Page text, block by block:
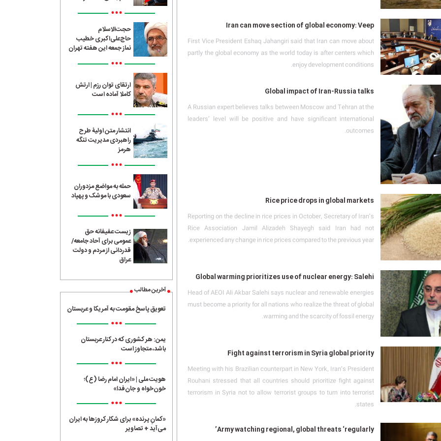
Iran can move section of global economy: Veep
First Vice President Eshaq Jahangiri said that Iran can move about
partly the global economy as the world today is after centers which
enjoy development conditions.
Global impact of Iran-Russia talks
A Russian expert believes talks between Moscow and Tehran at the
leaders’ level will be positive and have significant international
outcomes.
Rice price drops in global markets
Reporting on the decline in rice prices in October, Secretary of Iran’s
Rice Association Jamil Alizadeh Shayegh said Iran had not
experienced any change in rice prices compared to the previous year.
Global warming prioritizes use of nuclear energy: Salehi
Head of AEOI Ali Akbar Salehi says nuclear and renewable energies
must become a priority for all nations who realize the threat of global
warming and the scarcity of fossil energy.
Fight against terrorism in Syria global priority
Meeting with his Brazilian counterpart in New York, Iran’s President
Rouhani stressed that all countries should prioritize fight against
terrorism in Syria not to allow terrorist groups to turn into terrorist
states.
Army watching regional, global threats ‘regularly’
•••
حجت‌الاسلام
حاج‌علی‌اکبری خطیب
نماز جمعه این هفته تهران
•••
ارتقای توان رزم | ارتش
کاملا آماده است
•••
انتشار متن اولیۀ طرح
راهبردی مدیریت تنگه
هرمز
•••
حمله به مواضع مزدوران
سعودی با موشک و پهپاد
•••
زیست عفیفانه حق
عمومی برای آحاد جامعه/
قدردانی از مردم و دولت
عراق
آخرین مطالب
تعویق پاسخ مقومت به آمریکا و عربستان
•••
یمن: هر کشوری که در کنار عربستان
باشد، متجاوز است
•••
هویت ملی | «ایران امام رضا (ع)؛
خون‌خواه و جان‌فدا»
•••
«کمانِ پرنده» برای شکار کروزها به ایران
می‌آید + تصاویر